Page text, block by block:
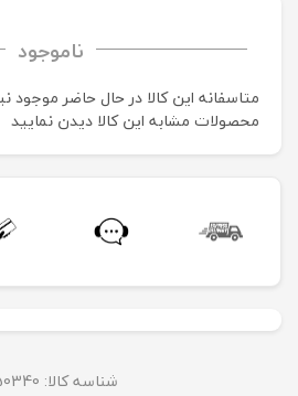
ناموجود
متاسفانه این کالا در حال حاضر موجود
محصولات مشابه این کالا دیدن نمایید
شناسه کالا: